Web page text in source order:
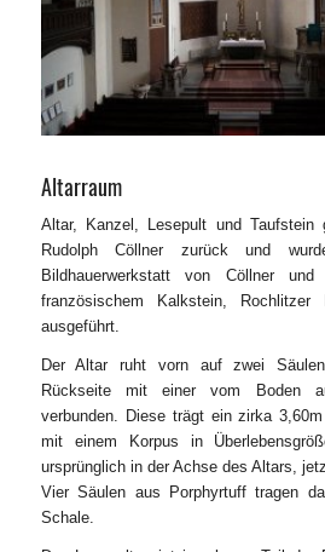
Altarraum
Altar, Kanzel, Lesepult und Taufstein
Rudolph Cöllner zurück und
Bildhauerwerkstatt von Cöllner
französischem Kalkstein, Rochlitzer
ausgeführt.
Der Altar ruht vorn auf zwei
Rückseite mit einer vom Boden
verbunden. Diese trägt ein zirka
mit einem Korpus in
ursprünglich in der Achse des Altars,
Vier Säulen aus Porphyrtuff tragen
Schale.